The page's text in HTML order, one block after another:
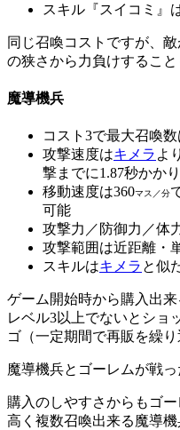
スキル『スイコミ』
同じ召喚コストですが、
の狭さから力負けするこ
魔導機兵
コスト3で最大召喚
攻撃速度はキメラ よ
撃までに1.87秒かかり
移動速度は360マス／分
可能
攻撃力／防御力／体
攻撃範囲は近距離・
スキルはキメラ と似
ゲーム開始時から購入出
レベル3以上でないとショ
ゴ（一定期間で再販を繰
魔導機兵とゴーレムが戦
購入のしやすさからもゴ
高く複数召喚出来る魔導